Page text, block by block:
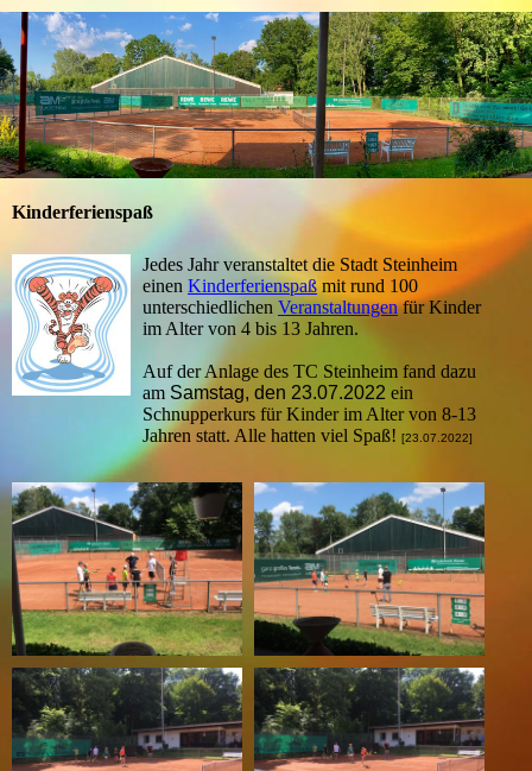
Kinderferienspaß
Jedes Jahr veranstaltet die Stadt Steinheim
einen Kinderferienspaß mit rund 100
unterschiedlichen Veranstaltungenfür Kinder
im Alter von 4 bis 13 Jahren.
Auf der Anlage des TC Steinheim fand dazu
am Samstag, den 23.07.2022 ein
Schnupperkurs für Kinder im Alter von 8-13
Jahren statt. Alle hatten viel Spaß! [23.07.2022]